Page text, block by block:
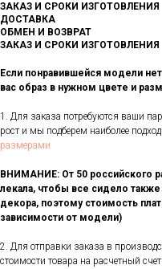
ЗАКАЗ И СРОКИ ИЗГОТОВЛЕНИЯ
ДОСТАВКА
ОБМЕН И ВОЗВРАТ
ЗАКАЗ И СРОКИ ИЗГОТОВЛЕНИЯ
Если понравившейся модели
вас образ в нужном цвете и
1. Для заказа потребуются ваши
рост и мы подберем наиболее
размерами
ВНИМАНИЕ: От 50 российского
лекала, чтобы все сидело
декора, поэтому стоимость
зависимости от модели)
2. Для отправки заказа в
стоимости товара на расчетный